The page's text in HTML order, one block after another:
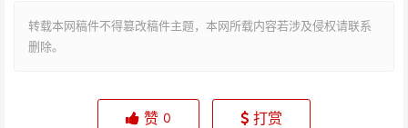
转载本网稿件不得篡改稿件主题，本网所载内容若涉及侵权请联系
删除。
赞 0 打赏